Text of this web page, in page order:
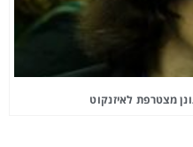
מצטרפת לאיזנקוט